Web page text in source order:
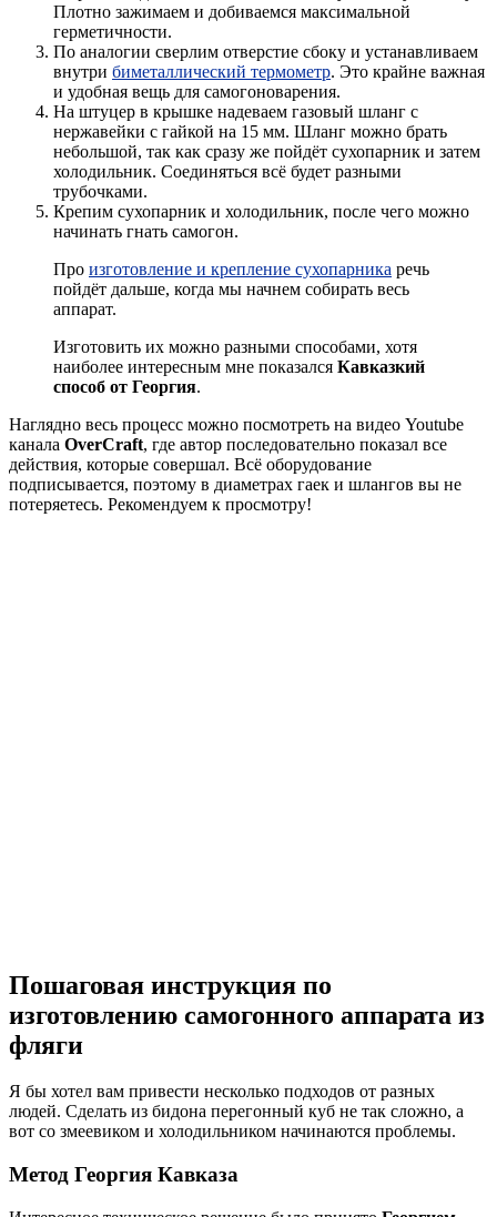
Плотно зажимаем и добиваемся максимальной
герметичности.
По аналогии сверлим отверстие сбоку и устанавливаем
внутри биметаллический термометр. Это крайне важная
и удобная вещь для самогоноварения.
На штуцер в крышке надеваем газовый шланг с
нержавейки с гайкой на 15 мм. Шланг можно брать
небольшой, так как сразу же пойдёт сухопарник и затем
холодильник. Соединяться всё будет разными
трубочками.
Крепим сухопарник и холодильник, после чего можно
начинать гнать самогон.
Про изготовление и крепление сухопарника речь
пойдёт дальше, когда мы начнем собирать весь
аппарат.
Изготовить их можно разными способами, хотя
наиболее интересным мне показался Кавказкий
способ от Георгия.
Наглядно весь процесс можно посмотреть на видео Youtube
канала OverCraft, где автор последовательно показал все
действия, которые совершал. Всё оборудование
подписывается, поэтому в диаметрах гаек и шлангов вы не
потеряетесь. Рекомендуем к просмотру!
Пошаговая инструкция по
изготовлению самогонного аппарата из
фляги
Я бы хотел вам привести несколько подходов от разных
людей. Сделать из бидона перегонный куб не так сложно, а
вот со змеевиком и холодильником начинаются проблемы.
Метод Георгия Кавказа